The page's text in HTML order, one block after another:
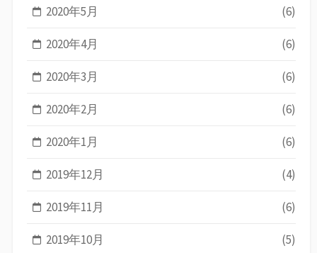
2020年5月 (6)
2020年4月 (6)
2020年3月 (6)
2020年2月 (6)
2020年1月 (6)
2019年12月 (4)
2019年11月 (6)
2019年10月 (5)